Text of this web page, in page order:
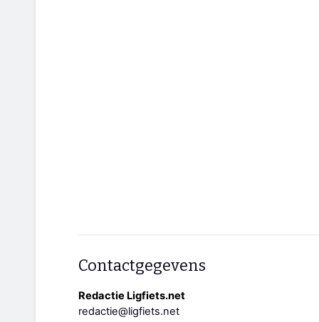
Contactgegevens
Redactie Ligfiets.net
redactie@ligfiets.net